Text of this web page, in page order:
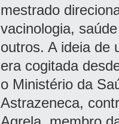
mestrado
vacinologia,
outros. A ideia de
era cogitada
o Ministério da
Astrazeneca,